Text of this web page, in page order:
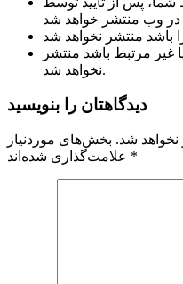
غیر مرتبط باشد منتشر
نخواهد شد.
دیدگاهتان را بنویسید
نخواهد شد. بخش‌های موردنیاز
*